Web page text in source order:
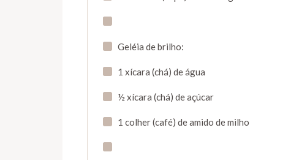
Geléia de brilho:
1 xícara (chá) de água
½ xícara (chá) de açúcar
1 colher (café) de amido de milho